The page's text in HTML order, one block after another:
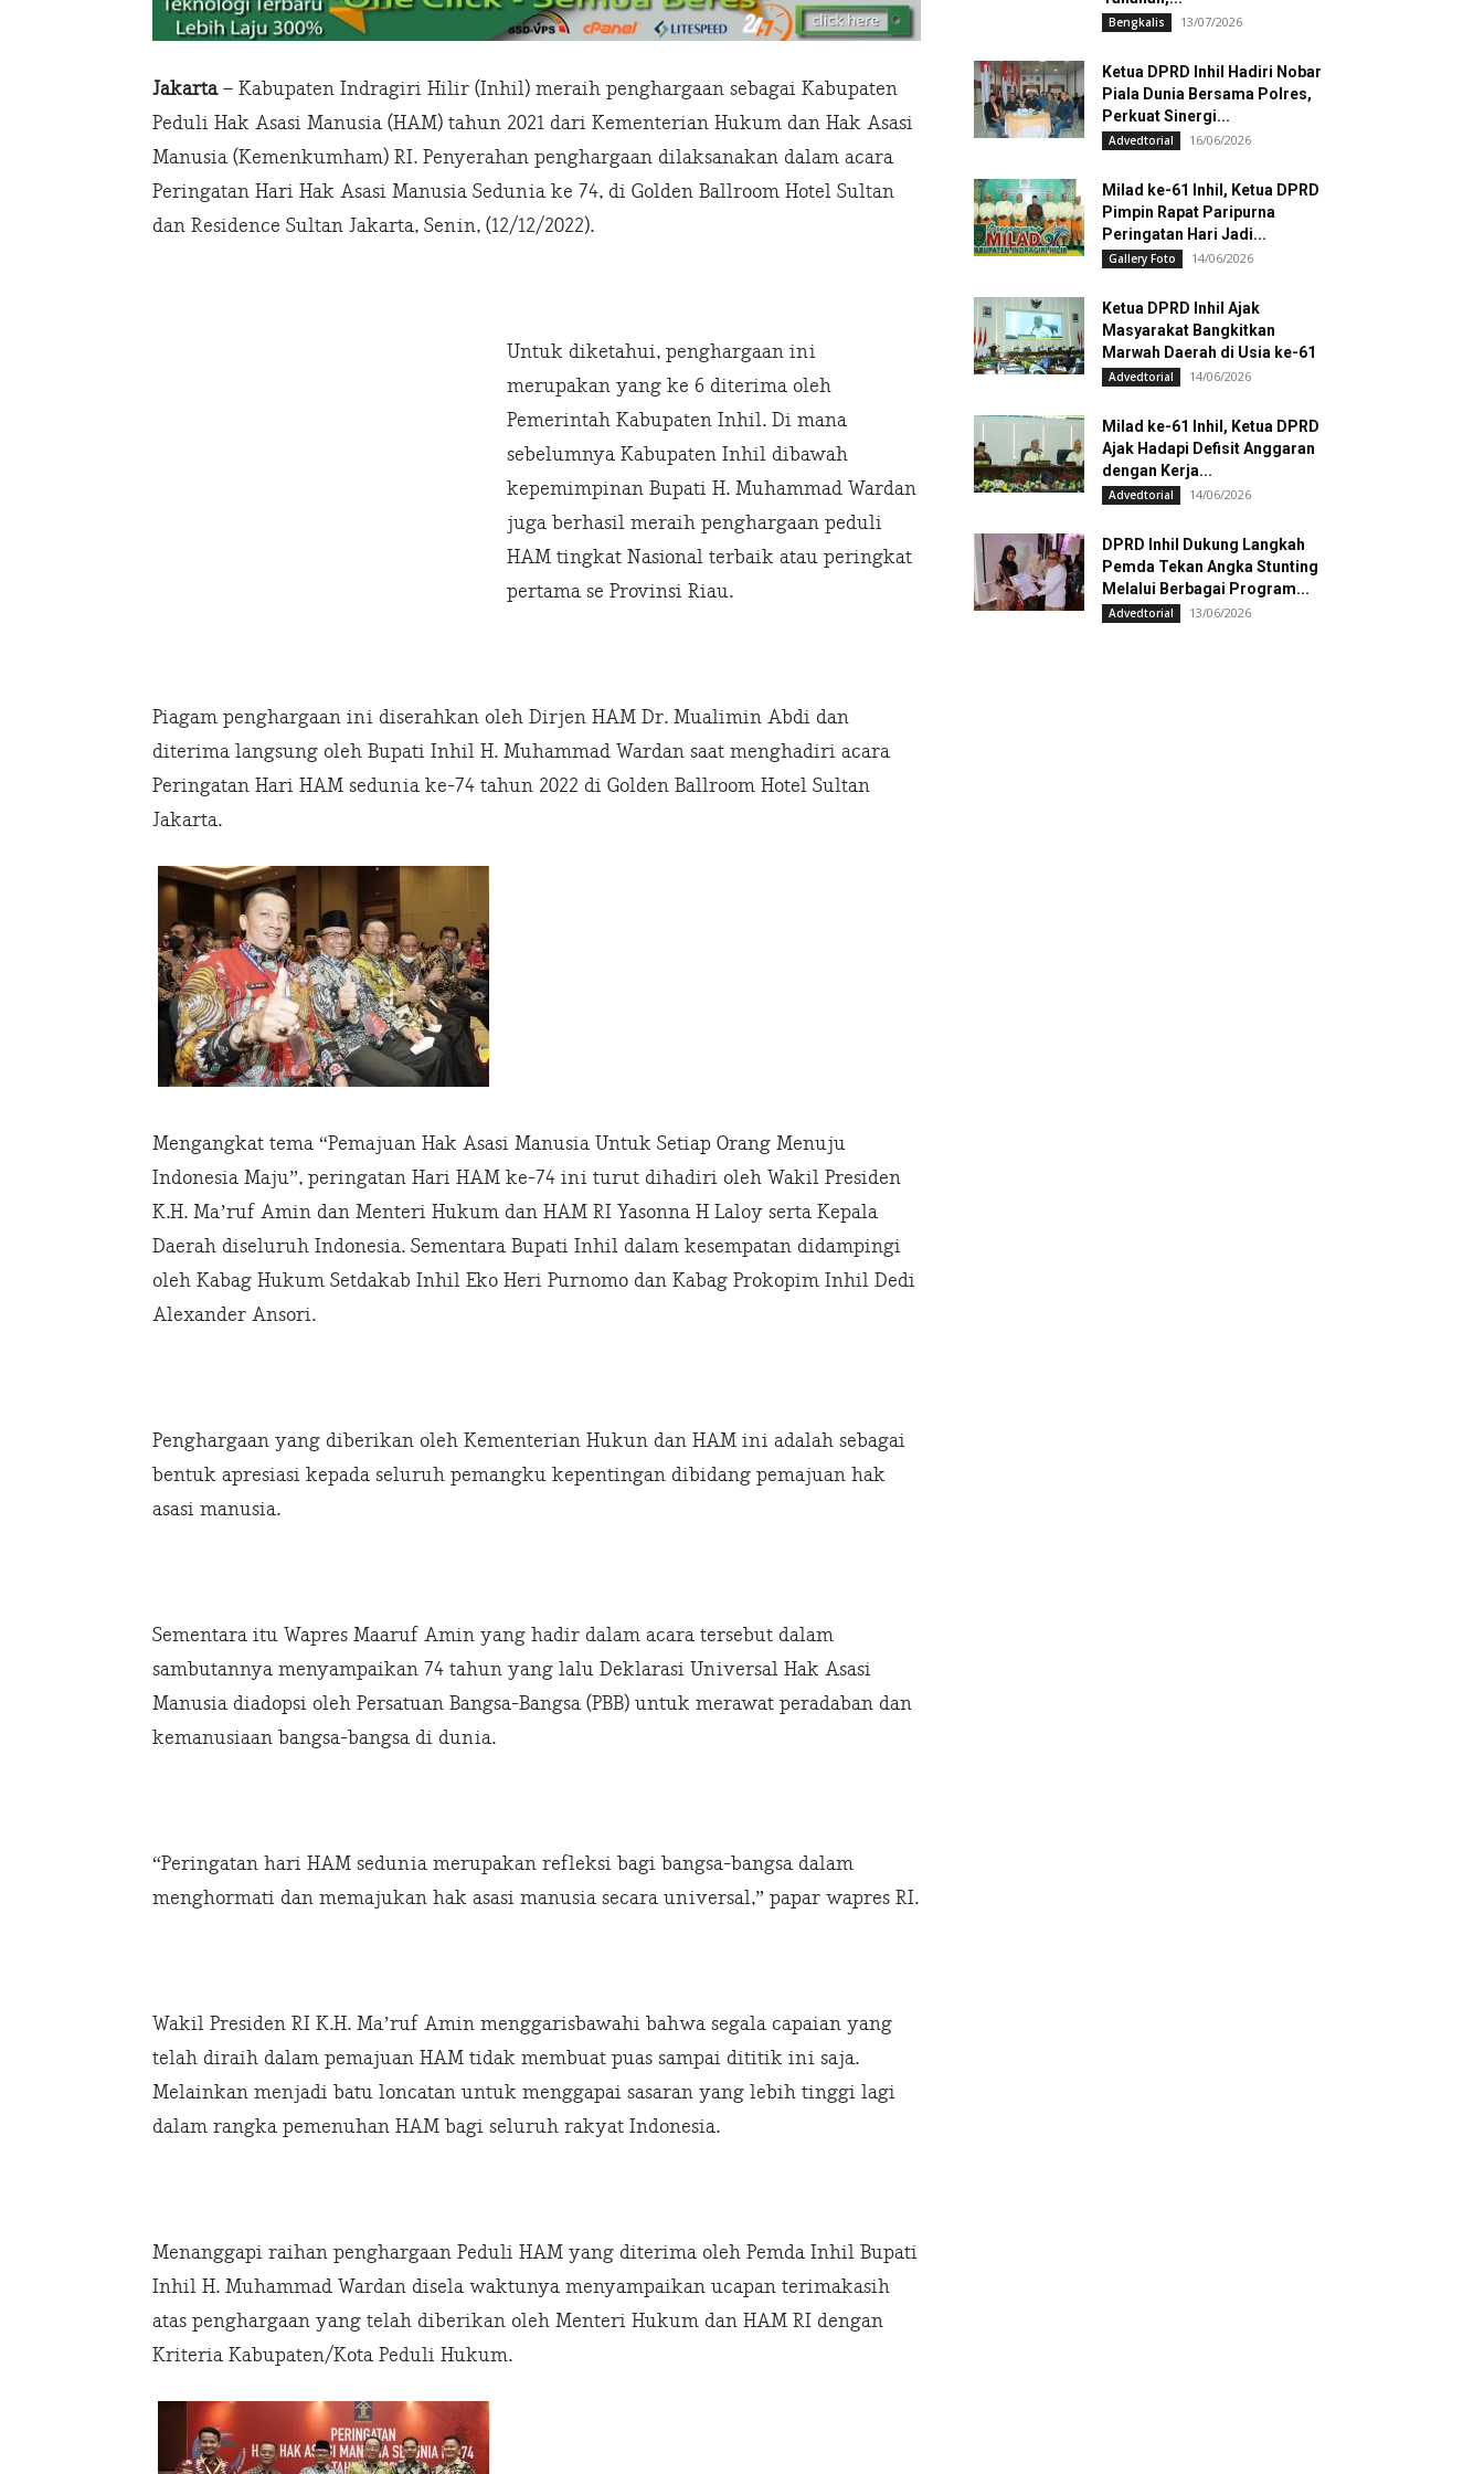
Jakarta– Kabupaten Indragiri Hilir (Inhil) meraih penghargaan sebagai Kabupaten
Peduli Hak Asasi Manusia (HAM) tahun 2021 dari Kementerian Hukum dan Hak Asasi
Manusia (Kemenkumham) RI. Penyerahan penghargaan dilaksanakan dalam acara
Peringatan Hari Hak Asasi Manusia Sedunia ke 74, di Golden Ballroom Hotel Sultan
dan Residence Sultan Jakarta, Senin, (12/12/2022).
Untuk diketahui, penghargaan ini
merupakan yang ke 6 diterima oleh
Pemerintah Kabupaten Inhil. Di mana
sebelumnya Kabupaten Inhil dibawah
kepemimpinan Bupati H. Muhammad Wardan
juga berhasil meraih penghargaan peduli
HAM tingkat Nasional terbaik atau peringkat
pertama se Provinsi Riau.
Piagam penghargaan ini diserahkan oleh Dirjen HAM Dr. Mualimin Abdi dan
diterima langsung oleh Bupati Inhil H. Muhammad Wardan saat menghadiri acara
Peringatan Hari HAM sedunia ke-74 tahun 2022 di Golden Ballroom Hotel Sultan
Jakarta.
Mengangkat tema “Pemajuan Hak Asasi Manusia Untuk Setiap Orang Menuju
Indonesia Maju”, peringatan Hari HAM ke-74 ini turut dihadiri oleh Wakil Presiden
K.H. Ma’ruf Amin dan Menteri Hukum dan HAM RI Yasonna H Laloy serta Kepala
Daerah diseluruh Indonesia. Sementara Bupati Inhil dalam kesempatan didampingi
oleh Kabag Hukum Setdakab Inhil Eko Heri Purnomo dan Kabag Prokopim Inhil Dedi
Alexander Ansori.
Penghargaan yang diberikan oleh Kementerian Hukun dan HAM ini adalah sebagai
bentuk apresiasi kepada seluruh pemangku kepentingan dibidang pemajuan hak
asasi manusia.
Sementara itu Wapres Maaruf Amin yang hadir dalam acara tersebut dalam
sambutannya menyampaikan 74 tahun yang lalu Deklarasi Universal Hak Asasi
Manusia diadopsi oleh Persatuan Bangsa-Bangsa (PBB) untuk merawat peradaban dan
kemanusiaan bangsa-bangsa di dunia.
“Peringatan hari HAM sedunia merupakan refleksi bagi bangsa-bangsa dalam
menghormati dan memajukan hak asasi manusia secara universal,” papar wapres RI.
Wakil Presiden RI K.H. Ma’ruf Amin menggarisbawahi bahwa segala capaian yang
telah diraih dalam pemajuan HAM tidak membuat puas sampai dititik ini saja.
Melainkan menjadi batu loncatan untuk menggapai sasaran yang lebih tinggi lagi
dalam rangka pemenuhan HAM bagi seluruh rakyat Indonesia.
Menanggapi raihan penghargaan Peduli HAM yang diterima oleh Pemda Inhil Bupati
Inhil H. Muhammad Wardan disela waktunya menyampaikan ucapan terimakasih
atas penghargaan yang telah diberikan oleh Menteri Hukum dan HAM RI dengan
Kriteria Kabupaten/Kota Peduli Hukum.
Bengkalis 13/07/2026
Ketua DPRD Inhil Hadiri Nobar
Piala Dunia Bersama Polres,
Perkuat Sinergi...
Advedtorial 16/06/2026
Milad ke-61 Inhil, Ketua DPRD
Pimpin Rapat Paripurna
Peringatan Hari Jadi...
Gallery Foto 14/06/2026
Ketua DPRD Inhil Ajak
Masyarakat Bangkitkan
Marwah Daerah di Usia ke-61
Advedtorial 14/06/2026
Milad ke-61 Inhil, Ketua DPRD
Ajak Hadapi Defisit Anggaran
dengan Kerja...
Advedtorial 14/06/2026
DPRD Inhil Dukung Langkah
Pemda Tekan Angka Stunting
Melalui Berbagai Program...
Advedtorial 13/06/2026